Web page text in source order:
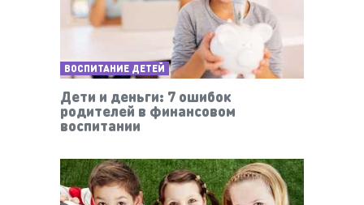
ВОСПИТАНИЕ ДЕТЕЙ
Дети и деньги: 7 ошибок
родителей в финансовом
воспитании